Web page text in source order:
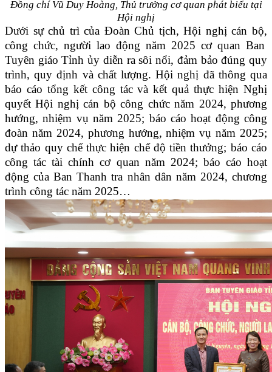
Đồng chí Vũ Duy Hoàng, Thủ trưởng cơ quan phát biểu tại
Hội nghị
Dưới sự chủ trì của Đoàn Chủ tịch, Hội nghị cán bộ,
công chức, người lao động năm 2025 cơ quan Ban
Tuyên giáo Tỉnh ủy diễn ra sôi nổi, đảm bảo đúng quy
trình, quy định và chất lượng. Hội nghị đã thông qua
báo cáo tổng kết công tác và kết quả thực hiện Nghị
quyết Hội nghị cán bộ công chức năm 2024, phương
hướng, nhiệm vụ năm 2025; báo cáo hoạt động công
đoàn năm 2024, phương hướng, nhiệm vụ năm 2025;
dự thảo quy chếthực hiện chế độ tiền thưởng; báo cáo
công tác tài chính cơ quan năm 2024; báo cáo hoạt
động của Ban Thanh tra nhân dân năm 2024, chương
trình công tác năm 2025…